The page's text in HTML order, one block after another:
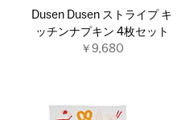
Dusen Dusen ストライプ キ
ッチンナプキン 4枚セット
￥9,680